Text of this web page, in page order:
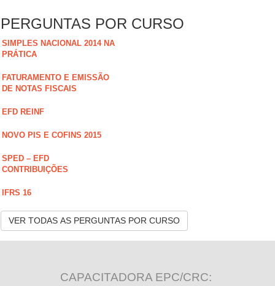
PERGUNTAS POR CURSO
SIMPLES NACIONAL 2014 NA
PRÁTICA
FATURAMENTO E EMISSÃO
DE NOTAS FISCAIS
EFD REINF
NOVO PIS E COFINS 2015
SPED – EFD
CONTRIBUIÇÕES
IFRS 16
VER TODAS AS PERGUNTAS POR CURSO
CAPACITADORA EPC/CRC: